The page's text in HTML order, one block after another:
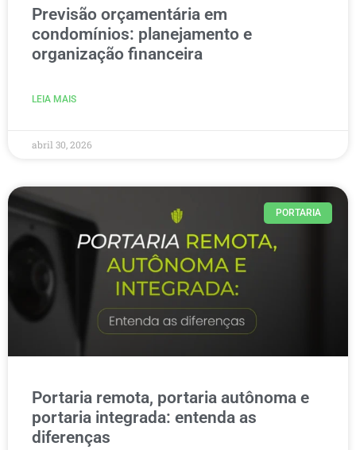
Previsão orçamentária em
condomínios: planejamento e
organização financeira
LEIA MAIS
abril 30, 2026
PORTARIA
Portaria remota, portaria autônoma e
portaria integrada: entenda as
diferenças